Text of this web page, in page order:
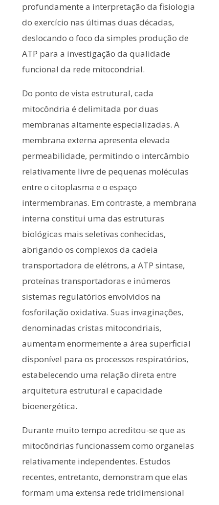
profundamente a interpretação da fisiologia
do exercício nas últimas duas décadas,
deslocando o foco da simples produção de
ATP para a investigação da qualidade
funcional da rede mitocondrial.
Do ponto de vista estrutural, cada
mitocôndria é delimitada por duas
membranas altamente especializadas. A
membrana externa apresenta elevada
permeabilidade, permitindo o intercâmbio
relativamente livre de pequenas moléculas
entre o citoplasma e o espaço
intermembranas. Em contraste, a membrana
interna constitui uma das estruturas
biológicas mais seletivas conhecidas,
abrigando os complexos da cadeia
transportadora de elétrons, a ATP sintase,
proteínas transportadoras e inúmeros
sistemas regulatórios envolvidos na
fosforilação oxidativa. Suas invaginações,
denominadas cristas mitocondriais,
aumentam enormemente a área superficial
disponível para os processos respiratórios,
estabelecendo uma relação direta entre
arquitetura estrutural e capacidade
bioenergética.
Durante muito tempo acreditou-se que as
mitocôndrias funcionassem como organelas
relativamente independentes. Estudos
recentes, entretanto, demonstram que elas
formam uma extensa rede tridimensional